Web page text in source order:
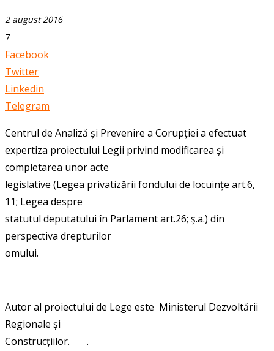
2 august 2016
7
Facebook
Twitter
Linkedin
Telegram
Centrul de Analiză și Prevenire a Corupției a efectuat
expertiza proiectului Legii privind modificarea și
completarea unor acte
legislative (Legea privatizării fondului de locuințe art.6,
11; Legea despre
statutul deputatului în Parlament art.26; ș.a.) din
perspectiva drepturilor
omului.
Autor al proiectului de Lege este Ministerul Dezvoltării
Regionale și
Construcțiilor.
.